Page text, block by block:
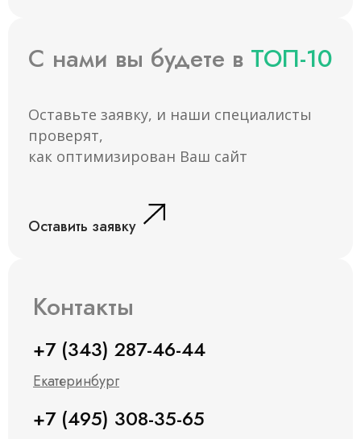
С нами вы будете в ТОП-10
Оставьте заявку, и наши специалисты
проверят,
как оптимизирован Ваш сайт
Оставить заявку
Контакты
+7 (343) 287-46-44
Екатеринбург
+7 (495) 308-35-65